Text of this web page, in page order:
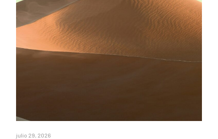
julio 29, 2026